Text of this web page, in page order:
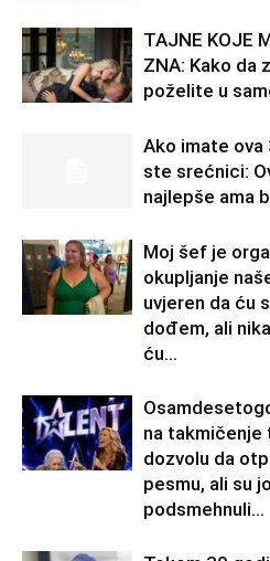
TAJNE KOJE
ZNA: Kako da
poželite u
Ako imate ova
ste srećnici:
najlepše ama
Moj šef je
okupljanje
uvjeren da ću
dođem, ali
ću...
na takmičenje
dozvolu da
pesmu, ali su
podsmehnuli...